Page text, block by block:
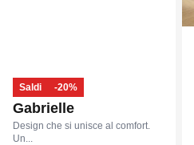
Saldi -20%
Gabrielle
Design che si unisce al comfort.
Un...